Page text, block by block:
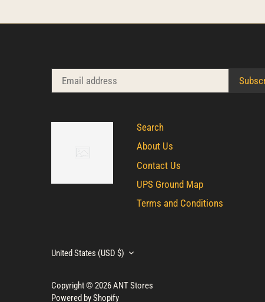
Search
About Us
Contact Us
UPS Ground Map
Terms and Conditions
Currency
United States (USD $)
Copyright © 2026ANT Stores
Powered by Shopify